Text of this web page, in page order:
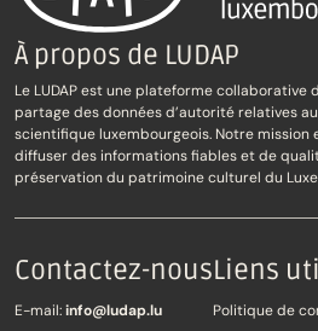
À propos de LUDAP
Le LUDAP est une plateforme collaborative
partage des données d’autorité relatives
scientifique luxembourgeois. Notre
diffuser des informations fiables et de
préservation du patrimoine culturel du
Contactez-nous
E-mail:info@ludap.lu
Liens
Politique de